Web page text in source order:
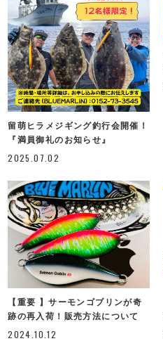
留萌ヒラメジギング釣行会開催！
『満員御礼のお知らせ』
2025.07.02
【重要 】サーモンゴブリンが奇
跡の再入荷！販売方法について
2024.10.12